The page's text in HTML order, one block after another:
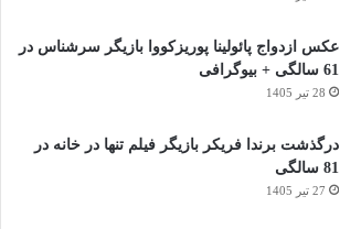
عکس ازدواج پائولینا پوریزکووا بازیگر سرشناس در
61 سالگی + بیوگرافی
28 تیر 1405
درگذشت برندا فریکر بازیگر فیلم تنها در خانه در
81 سالگی
27 تیر 1405